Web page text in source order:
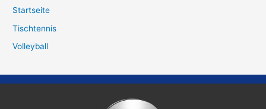
Startseite
Tischtennis
Volleyball